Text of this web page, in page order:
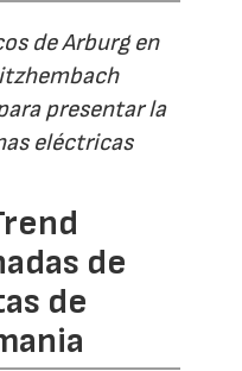
de Arburg en
presentar la
eléctricas
de
de